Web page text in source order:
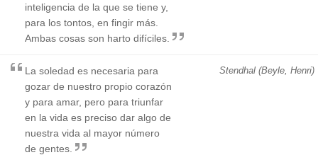
inteligencia de la que se tiene y,
para los tontos, en fingir más.
Ambas cosas son harto difíciles.
Stendhal (Beyle, Henri)
La soledad es necesaria para
gozar de nuestro propio corazón
y para amar, pero para triunfar
en la vida es preciso dar algo de
nuestra vida al mayor número
de gentes.